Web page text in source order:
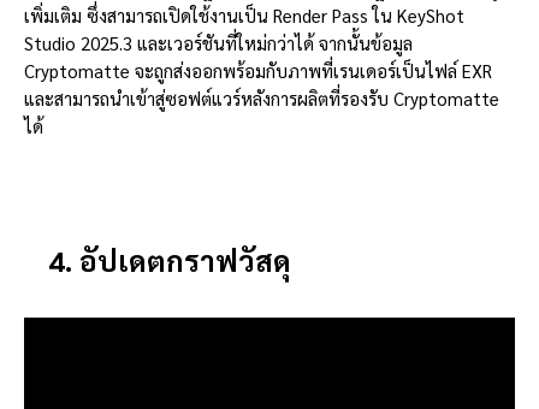
เพิ่มเติม ซึ่งสามารถเปิดใช้งานเป็น Render Pass ใน KeyShot
Studio 2025.3 และเวอร์ชันที่ใหม่กว่าได้ จากนั้นข้อมูล
Cryptomatte จะถูกส่งออกพร้อมกับภาพที่เรนเดอร์เป็นไฟล์ EXR
และสามารถนำเข้าสู่ซอฟต์แวร์หลังการผลิตที่รองรับ Cryptomatte
ได้
4. อัปเดตกราฟวัสดุ